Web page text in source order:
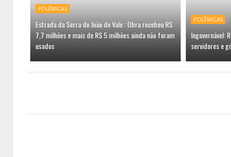
POLÊMICAS
Estrada da Serra do João do Vale : Obra recebeu R$
7,7 milhões e mais de R$ 5 milhões ainda não foram
usados
POLÊMICAS
Ingovernável:
servidores e